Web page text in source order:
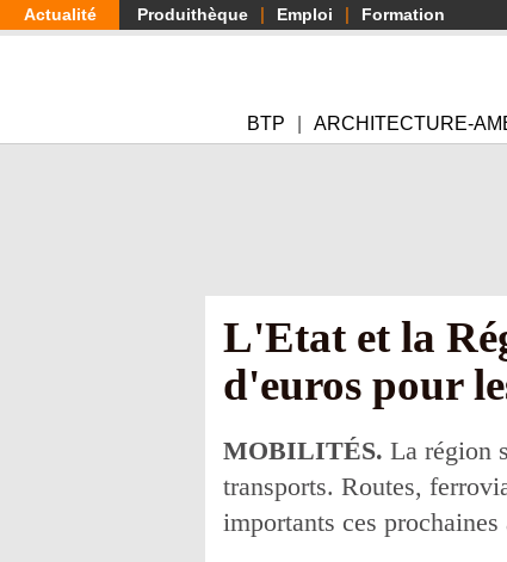
Aller
au
Actualité Produithèque Emploi Formation
BTP ARCHITECTURE-
L'Etat et la
d'euros pour
MOBILITÉS. La région
transports. Routes,
importants ces prochaines